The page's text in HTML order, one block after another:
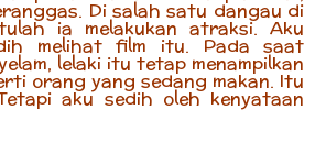
Di salah satu dangau di
ia melakukan atraksi. Aku
melihat film itu. Pada saat
lelaki itu tetap menampilkan
orang yang sedang makan. Itu
aku sedih oleh kenyataan